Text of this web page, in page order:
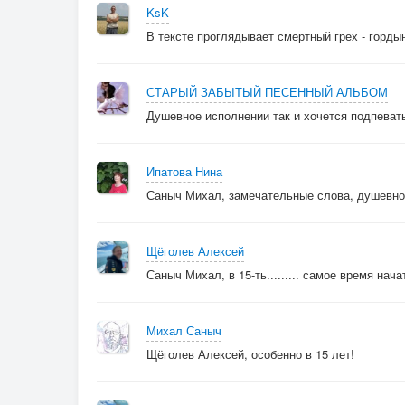
KsK
В тексте проглядывает смертный грех -
СТАРЫЙ ЗАБЫТЫЙ ПЕСЕННЫЙ АЛЬБОМ
Душевное исполнении так и хочется
Ипатова Нина
Саныч Михал, замечательные слова,
Щёголев Алексей
Саныч Михал, в 15-ть......... самое время
Михал Саныч
Щёголев Алексей, особенно в 15 лет!